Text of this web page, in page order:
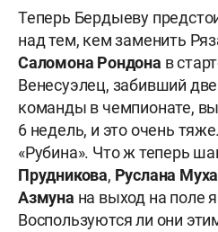
Теперь Бердыеву
над тем, кем заменить
Саломона Рондона в
Венесуэлец, забивший
команды в чемпионате,
6 недель, и это очень
«Рубина». Что ж теперь
Прудникова, Руслана
Азмуна на выход на поле
Воспользуются ли они